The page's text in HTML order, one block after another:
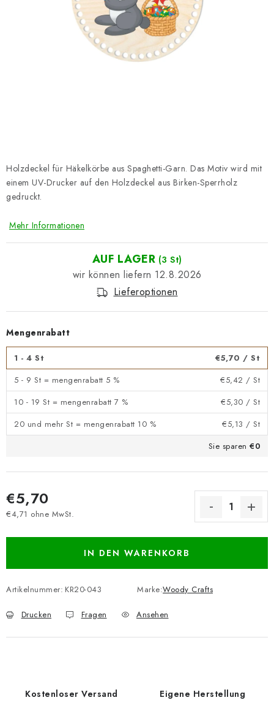
Datenschutzerklärung
Impressum
Holzdeckel für Häkelkörbe aus Spaghetti-Garn. Das Motiv wird mit
einem UV-Drucker auf den Holzdeckel aus Birken-Sperrholz
gedruckt.
Mehr Informationen
AUF LAGER (3 St)
12.8.2026
Lieferoptionen
Mengenrabatt
1 - 4 St €5,70 / St
5 - 9 St = mengenrabatt 5 %
€5,42 / St
10 - 19 St = mengenrabatt 7 %
€5,30 / St
20 und mehr St = mengenrabatt 10 %
€5,13 / St
Sie sparen €0
€5,70
€4,71 ohne MwSt.
IN DEN WARENKORB
Artikelnummer: KR20-043 Marke:Woody Crafts
Drucken Fragen Ansehen
Kostenloser Versand Eigene Herstellung